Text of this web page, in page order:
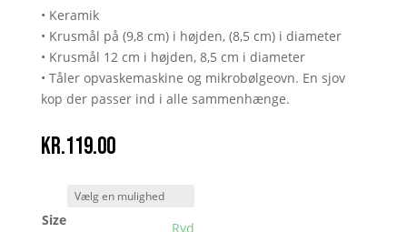
• Keramik
• Krusmål på (9,8 cm) i højden, (8,5 cm) i diameter
• Krusmål 12 cm i højden, 8,5 cm i diameter
• Tåler opvaskemaskine og mikrobølgeovn. En sjov
kop der passer ind i alle sammenhænge.
kr.119.00
Size Ryd